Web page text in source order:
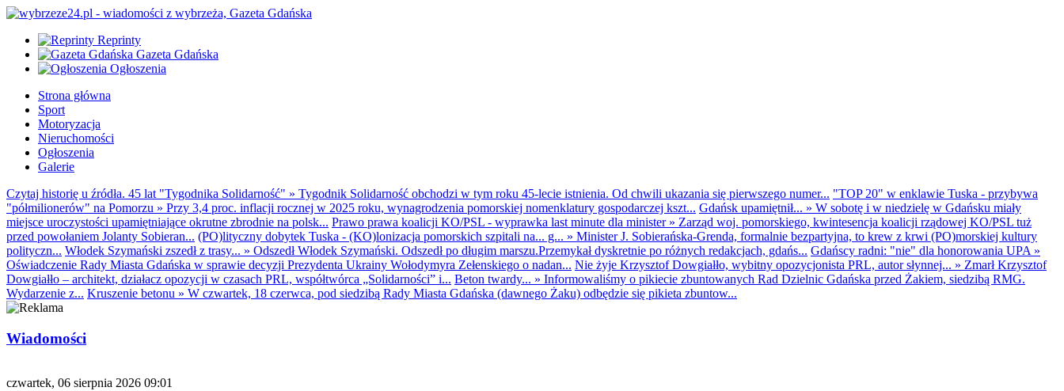
Reprinty
Gazeta Gdańska
Ogłoszenia
Strona główna
Sport
Motoryzacja
Nieruchomości
Ogłoszenia
Galerie
Czytaj historię u źródła. 45 lat "Tygodnika Solidarność" » Tygodnik Solidarność obchodzi w tym roku 45-lecie istnienia. Od chwili ukazania się pierwszego numer... "TOP 20" w enklawie Tuska - przybywa
"półmilionerów" na Pomorzu » Przy 3,4 proc. inflacji rocznej w 2025 roku, wynagrodzenia pomorskiej nomenklatury gospodarczej kszt... Gdańsk upamiętnił... » W sobotę i w niedzielę w Gdańsku miały
miejsce uroczystości upamiętniające okrutne zbrodnie na polsk... Prawo prawa koalicji KO/PSL - wyprawka last minute dla minister» Zarząd woj. pomorskiego, kwintesencja koalicji rządowej KO/PSL tuż
przed powołaniem Jolanty Sobieran... (PO)lityczny dobytek Tuska - (KO)lonizacja pomorskich szpitali na... g... » Minister J. Sobierańska-Grenda, formalnie bezpartyjna, to krew z krwi (PO)morskiej kultury
polityczn... Włodek Szymański zszedł z trasy... » Odszedł Włodek Szymański. Odszedł po długim marszu.Przemykał dyskretnie po różnych redakcjach, gdańs... Gdańscy radni: "nie" dla honorowania UPA »
Oświadczenie Rady Miasta Gdańska w sprawie decyzji Prezydenta Ukrainy Wołodymyra Zełenskiego o nadan... Nie żyje Krzysztof Dowgiałło, wybitny opozycjonista PRL, autor słynnej... » Zmarł Krzysztof
Dowgiałło – architekt, działacz opozycji w czasach PRL, współtwórca „Solidarności” i... Beton twardy... » Informowaliśmy o pikiecie zbuntowanych Rad Dzielnic Gdańska przed Żakiem, siedzibą RMG.
Wydarzenie z... Kruszenie betonu » W czwartek, 18 czerwca, pod siedzibą Rady Miasta Gdańska (dawnego Żaku) odbędzie się pikieta zbuntow...
Wiadomości
czwartek, 06 sierpnia 2026 09:01